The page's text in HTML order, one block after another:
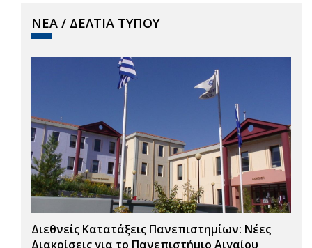
ΝΕΑ / ΔΕΛΤΙΑ ΤΥΠΟΥ
Διεθνείς Κατατάξεις Πανεπιστημίων: Νέες
Διακρίσεις για το Πανεπιστήμιο Αιγαίου